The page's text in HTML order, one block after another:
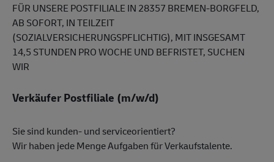
FÜR UNSERE POSTFILIALE IN 28357 BREMEN-BORGFELD,
AB SOFORT, IN TEILZEIT
(SOZIALVERSICHERUNGSPFLICHTIG), MIT INSGESAMT
14,5 STUNDEN PRO WOCHE UND BEFRISTET, SUCHEN
WIR
Verkäufer Postfiliale (m/w/d)
Sie sind kunden- und serviceorientiert?
Wir haben jede Menge Aufgaben für Verkaufstalente.